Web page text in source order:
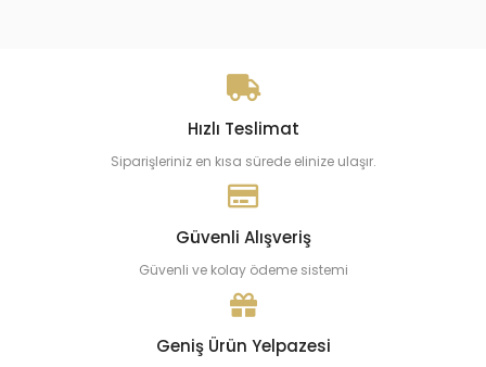
Hızlı Teslimat
Siparişleriniz en kısa sürede elinize ulaşır.
Güvenli Alışveriş
Güvenli ve kolay ödeme sistemi
Geniş Ürün Yelpazesi